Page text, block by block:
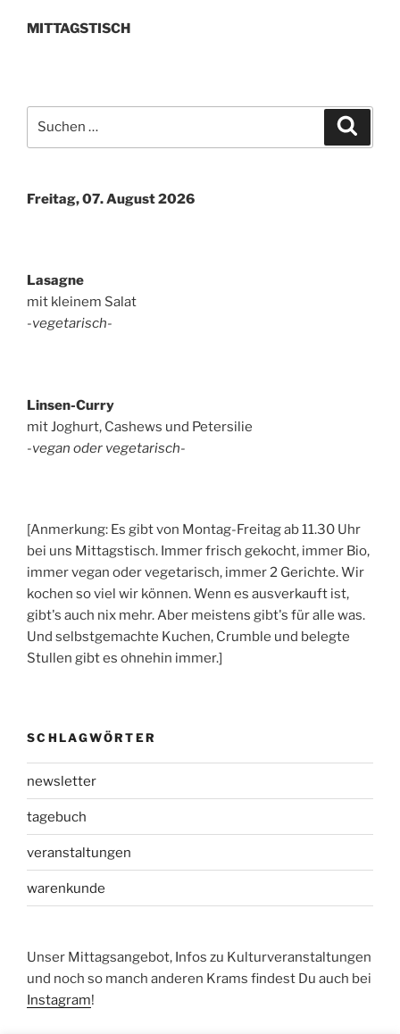
MITTAGSTISCH
nach:
Freitag, 07. August 2026
Lasagne
mit kleinem Salat
-vegetarisch-
Linsen-Curry
mit Joghurt, Cashews und Petersilie
-vegan oder vegetarisch-
[Anmerkung: Es gibt von Montag-Freitag ab 11.30 Uhr
bei uns Mittagstisch. Immer frisch gekocht, immer Bio,
immer vegan oder vegetarisch, immer 2 Gerichte. Wir
kochen so viel wir können. Wenn es ausverkauft ist,
gibt's auch nix mehr. Aber meistens gibt's für alle was.
Und selbstgemachte Kuchen, Crumble und belegte
Stullen gibt es ohnehin immer.]
SCHLAGWÖRTER
newsletter
tagebuch
veranstaltungen
warenkunde
Unser Mittagsangebot, Infos zu Kulturveranstaltungen
und noch so manch anderen Krams findest Du auch bei
Instagram!